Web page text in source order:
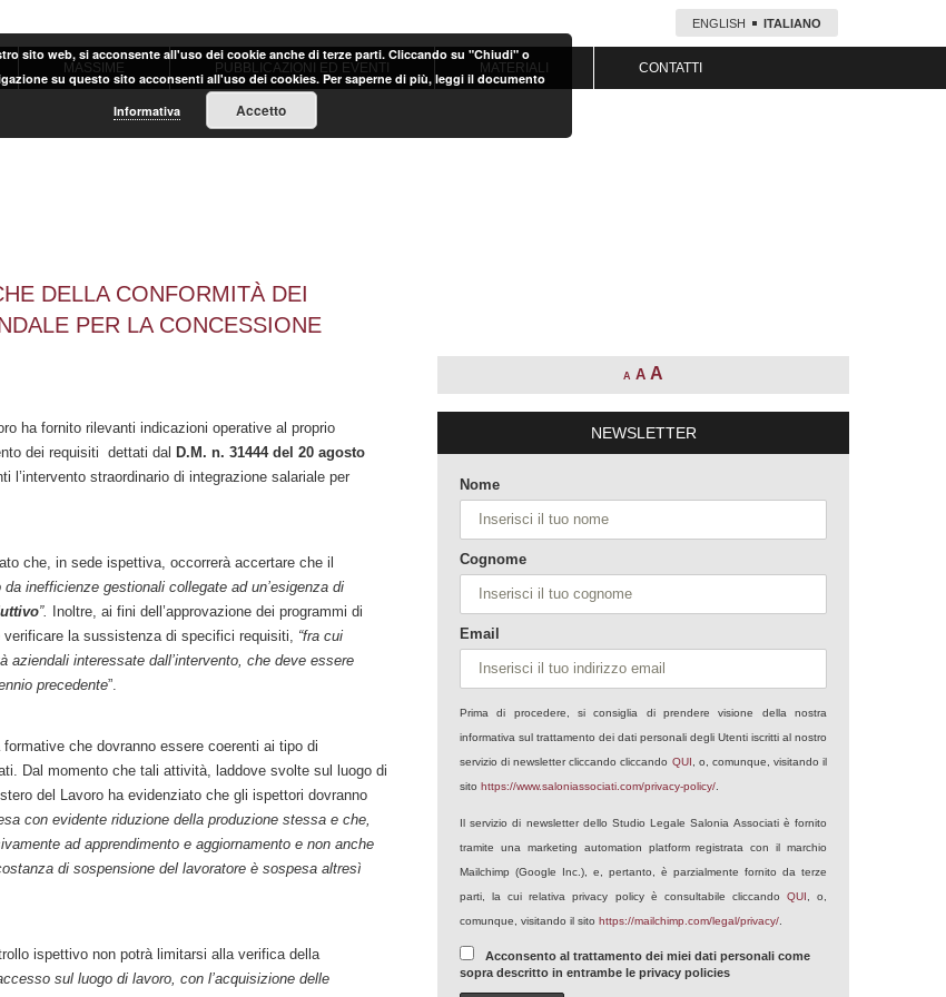
ENGLISH ITALIANO
MASSIME PUBBLICAZIONI ED EVENTI MATERIALI CONTATTI
DELLA CONFORMITÀ DEI
PER LA CONCESSIONE
ha fornito rilevanti indicazioni operative al proprio
dei requisiti dettati dal D.M. n. 31444 del 20 agosto
l’intervento straordinario di integrazione salariale per
che, in sede ispettiva, occorrerà accertare che il
inefficienze gestionali collegate ad un’esigenza di
”.
Inoltre, ai fini dell’approvazione dei programmi di
la sussistenza di specifici requisiti, “fra cui
aziendali interessate dall’intervento, che deve essere
precedente”.
che dovranno essere coerenti ai tipo di
Dal momento che tali attività, laddove svolte sul luogo di
del Lavoro ha evidenziato che gli ispettori dovranno
con evidente riduzione della produzione stessa e che,
ad apprendimento e aggiornamento e non anche
di sospensione del lavoratore è sospesa altresì
ispettivo non potrà limitarsi alla verifica della
sul luogo di lavoro, con l’acquisizione delle
A A A
NEWSLETTER
Nome
Cognome
Email
Prima di procedere, si consiglia di prendere visione della nostra
informativa sul trattamento dei dati personali degli Utenti iscritti al nostro
servizio di newsletter cliccando cliccando QUI , o, comunque, visitando il
sito https://www.saloniassociati.com/privacy-policy/
Il servizio di newsletter dello Studio Legale Salonia Associati è fornito
tramite una marketing automation platform registrata con il marchio
Mailchimp (Google Inc.), e, pertanto, è parzialmente fornito da terze
parti, la cui relativa privacy policy è consultabile cliccando QUI , o,
comunque, visitando il sito https://mailchimp.com/legal/privacy/
Acconsento al trattamento dei miei dati personali come
sopra descritto in entrambe le privacy policies
sito web, si acconsente all'uso dei cookie anche di terze parti. Cliccando su "Chiudi" o
su questo sito acconsenti all'uso dei cookies. Per saperne di più, leggi il documento
Informativa
Accetto